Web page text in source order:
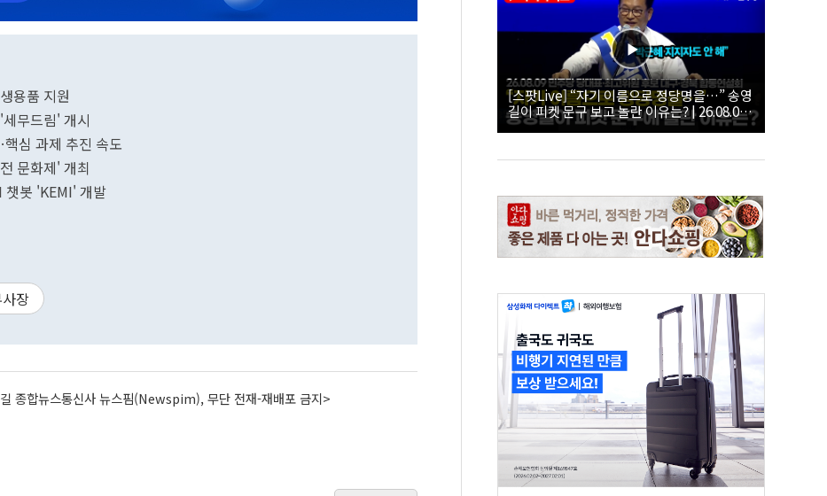
용품 지원
무드림' 개시
심 과제 추진 속도
문화제' 개최
챗봇 'KEMI' 개발
장
종합뉴스통신사 뉴스핌(Newspim), 무단 전재-재배포 금지>
[스팟Live] “자기 이름으로 정당명을…” 송영
길이 피켓 문구 보고 놀란 이유는? | 26.08.09
더불어민주당 당대표·최고위원 후보 대구·경